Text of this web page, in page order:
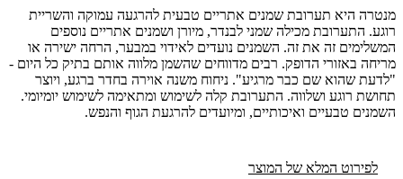
מנטרה היא תערובת שמנים אתריים טבעית להרגעה עמוקה והשריית
רוגע. התערובת מכילה שמני לבנדר, מיורן ושמנים אתריים נוספים
המשלימים זה את זה. השמנים נועדים לאידוי במבער, הרחה ישירה או
מריחה באזורי הדופק. רבים מדווחים שהשמן מלווה אותם בתיק כל היום -
"לדעת שהוא שם כבר מרגיע". ניחוח משנה אוירה בחדר ברגע, ויוצר
תחושת רוגע ושלווה. התערובת קלה לשימוש ומתאימה לשימוש יומיומי.
השמנים טבעיים ואיכותיים, ומיועדים להרגעת הגוף והנפש.
לפירוט המלא של המוצר